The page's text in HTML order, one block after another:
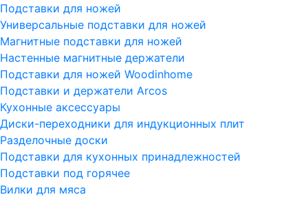
Подставки для ножей
Универсальные подставки для ножей
Магнитные подставки для ножей
Настенные магнитные держатели
Подставки для ножей Woodinhome
Подставки и держатели Arcos
Кухонные аксессуары
Диски-переходники для индукционных плит
Разделочные доски
Подставки для кухонных принадлежностей
Подставки под горячее
Вилки для мяса